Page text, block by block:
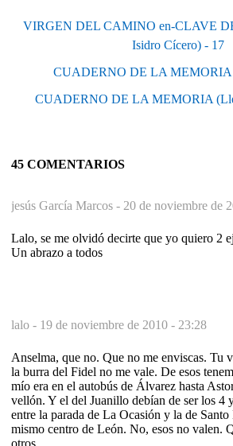
VIRGEN DEL CAMINO en-CLAVE
Isidro Cícero) - 17
CUADERNO DE LA MEMORIA
CUADERNO DE LA MEMORIA
45 COMENTARIOS
jesús García Marcos - 20 de noviembre de
Lalo, se me olvidó decirte que yo quiero 2
Un abrazo a todos
lalo - 19 de noviembre de 2010 - 23:28
Anselma, que no. Que no me enviscas. Tu
la burra del Fidel no me vale. De esos
mío era en el autobús de Álvarez hasta
vellón. Y el del Juanillo debían de ser los 4
entre la parada de La Ocasión y la de
mismo centro de León. No, esos no valen.
otros.